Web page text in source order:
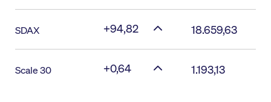
SDAX +94,82 18.659,63
Scale 30 +0,64 1.193,13